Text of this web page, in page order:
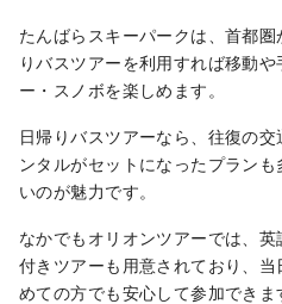
たんばらスキーパークは、首都
りバスツアーを利用すれば移動
ー・スノボを楽しめます。
日帰りバスツアーなら、往復の
ンタルがセットになったプラン
いのが魅力です。
なかでもオリオンツアーでは、
付きツアーも用意されており、
めての方でも安心して参加できま